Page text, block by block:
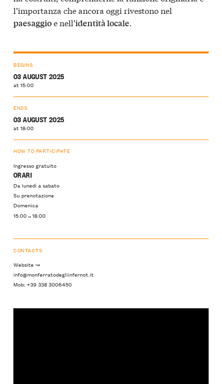
l’importanza che ancora oggi rivestono nel
paesaggioe nell’identità locale.
BEGINS
03 AUGUST 2025
at 15:00
ENDS
03 AUGUST 2025
at 18:00
HOW TO PARTICIPATE
Ingresso gratuito
ORARI
Da lunedì a sabato
Su prenotazione
Domenica
15:00→18:00
CONTACTS
Website ↝
info@monferratodegliinfernot.it
Mob: +39 338 3006450